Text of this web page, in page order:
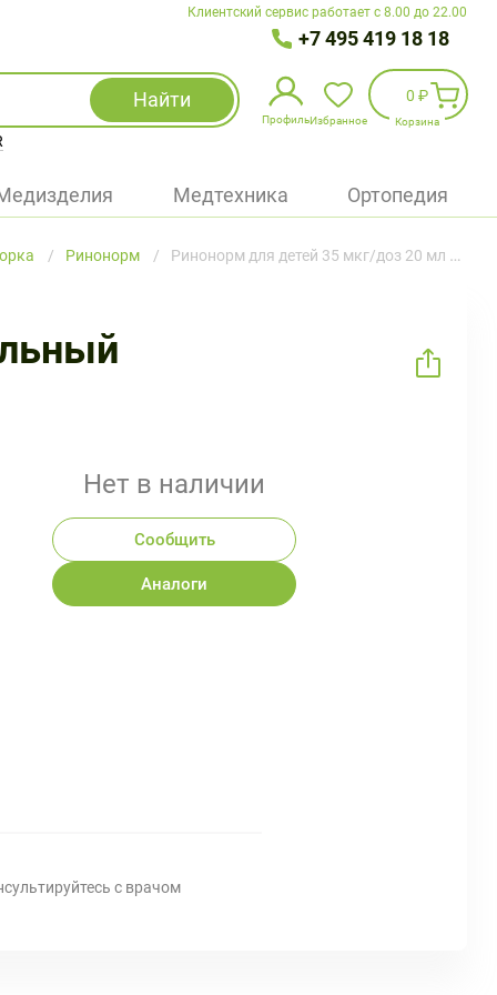
Клиентский сервис работает с 8.00 до 22.00
+7 495 419 18 18
Найти
Медицинская техника (приборы)
Профиль
Избранное
Войти
Избранное
0 ₽
Корзина
Медтехника Ортопедия
Ринонорм Ринонорм для детей 35 мкг/доз 20 мл спрей назальный
Нет в наличии
Сообщить
Аналоги
с врачом